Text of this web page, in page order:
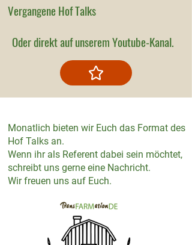
Vergangene Hof Talks
Oder direkt auf unserem Youtube-Kanal.
Monatlich bieten wir Euch das Format des
Hof Talks an.
Wenn ihr als Referent dabei sein möchtet,
schreibt uns gerne eine Nachricht.
Wir freuen uns auf Euch.